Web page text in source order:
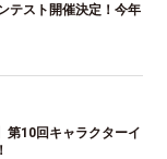
テスト開催決定！今年
第10回キャラクターイ